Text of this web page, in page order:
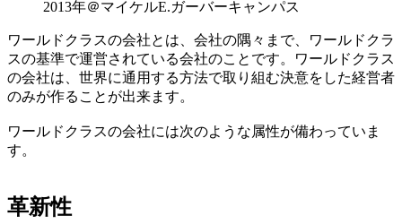
2013年＠マイケルE.ガーバーキャンパス
ワールドクラスの会社とは、会社の隅々まで、ワールドクラ
スの基準で運営されている会社のことです。ワールドクラス
の会社は、世界に通用する方法で取り組む決意をした経営者
のみが作ることが出来ます。
ワールドクラスの会社には次のような属性が備わっていま
す。
革新性